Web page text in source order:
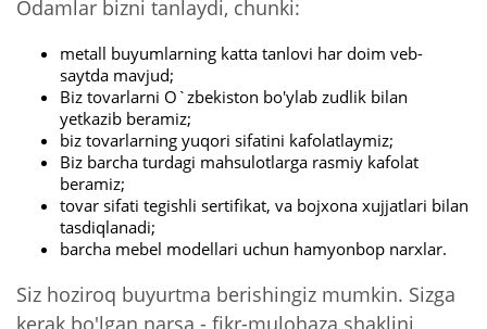
Odamlar bizni tanlaydi, chunki:
metall buyumlarning katta tanlovi har doim veb-
saytda mavjud;
Biz tovarlarni O`zbekiston bo'ylab zudlik bilan
yetkazib beramiz;
biz tovarlarning yuqori sifatini kafolatlaymiz;
Biz barcha turdagi mahsulotlarga rasmiy kafolat
beramiz;
tovar sifati tegishli sertifikat, va bojxona xujjatlari bilan
tasdiqlanadi;
barcha mebel modellari uchun hamyonbop narxlar.
Siz hoziroq buyurtma berishingiz mumkin. Sizga
kerak bo'lgan narsa - fikr-mulohaza shaklini